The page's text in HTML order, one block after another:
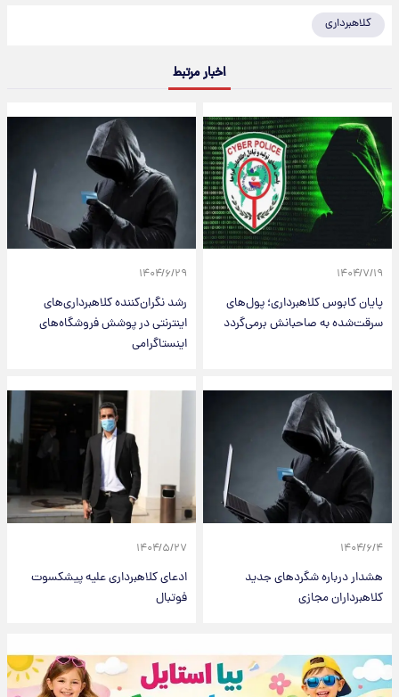
کلاهبرداری
اخبار مرتبط
۱۴۰۴/۷/۱۹
پایان کابوس کلاهبرداری؛ پول‌های
سرقت‌شده به صاحبانش برمی‌گردد
۱۴۰۴/۶/۲۹
رشد نگران‌کننده کلاهبرداری‌های
اینترنتی در پوشش فروشگاه‌های
اینستاگرامی
۱۴۰۴/۶/۴
هشدار درباره شگردهای جدید
کلاهبرداران مجازی
۱۴۰۴/۵/۲۷
ادعای کلاهبرداری علیه پیشکسوت
فوتبال